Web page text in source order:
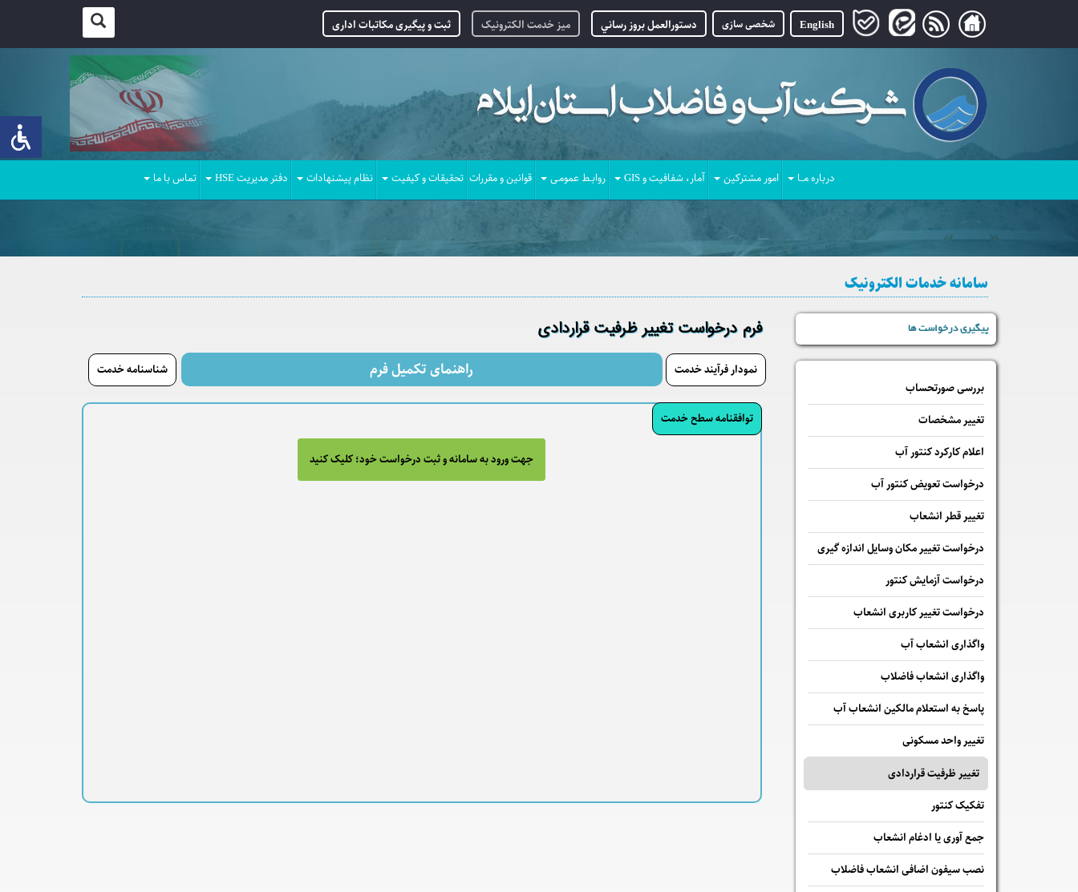
English شخصی سازی دستورالعمل بروز رساني میز خدمت الکترونیک ثبت و پیگیری مکاتبات اداری
درباره مــا امور مشترکین آمار، شفافیت و GIS روابـط عمومـی قوانین و مقررات تحقیقات و کیفیت نظام پیشنهادات دفتر مدیریت HSE تماس با ما
سامانه خدمات الکترونیک
پیگیری درخواست ها
بررسی صورتحساب
تغییر مشخصات
اعلام کارکرد کنتور آب
درخواست تعویض کنتور آب
تغییر قطر انشعاب
درخواست تغییر مکان وسایل اندازه گیری
درخواست آزمایش کنتور
درخواست تغییر کاربری انشعاب
واگذاری انشعاب آب
واگذاری انشعاب فاضلاب
پاسخ به استعلام مالكين انشعاب آب
تغییر واحد مسکونی
تغییر ظرفیت قراردادی
تفکیک کنتور
جمع آوری یا ادغام انشعاب
نصب سیفون اضافی انشعاب فاضلاب
فرم درخواست تغییر ظرفیت قراردادی
راهنمای تکمیل فرم شناسنامه خدمت
توافقنامه سطح خدمت
نمودار فرآیند خدمت
جهت ورود به سامانه و ثبت درخواست خود؛ کلیک کنید